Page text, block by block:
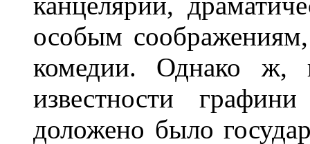
особым соображениям,
комедии. Однако ж,
известности
доложено было